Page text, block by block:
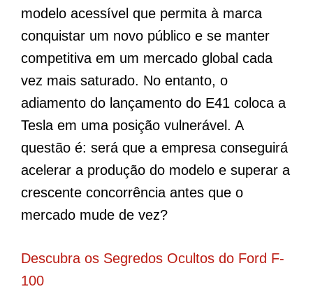
modelo acessível que permita à marca
conquistar um novo público e se manter
competitiva em um mercado global cada
vez mais saturado. No entanto, o
adiamento do lançamento do E41 coloca a
Tesla em uma posição vulnerável. A
questão é: será que a empresa conseguirá
acelerar a produção do modelo e superar a
crescente concorrência antes que o
mercado mude de vez?
Descubra os Segredos Ocultos do Ford F-
100